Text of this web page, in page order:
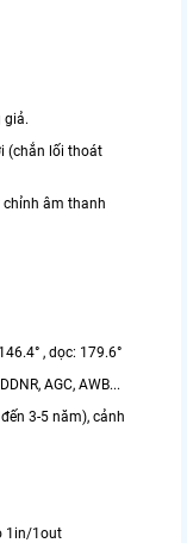
giả.
(chắn lối thoát
chỉnh âm thanh
, dọc: 179.6°
AGC, AWB...
3-5 năm), cảnh
1in/1out